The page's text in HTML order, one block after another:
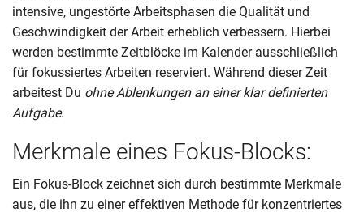
intensive, ungestörte Arbeitsphasen die Qualität und
Geschwindigkeit der Arbeit erheblich verbessern. Hierbei
werden bestimmte Zeitblöcke im Kalender ausschließlich
für fokussiertes Arbeiten reserviert. Während dieser Zeit
arbeitest Du ohne Ablenkungen an einer klar definierten
Aufgabe.
Merkmale eines Fokus-Blocks:
Ein Fokus-Block zeichnet sich durch bestimmte Merkmale
aus, die ihn zu einer effektiven Methode für konzentriertes